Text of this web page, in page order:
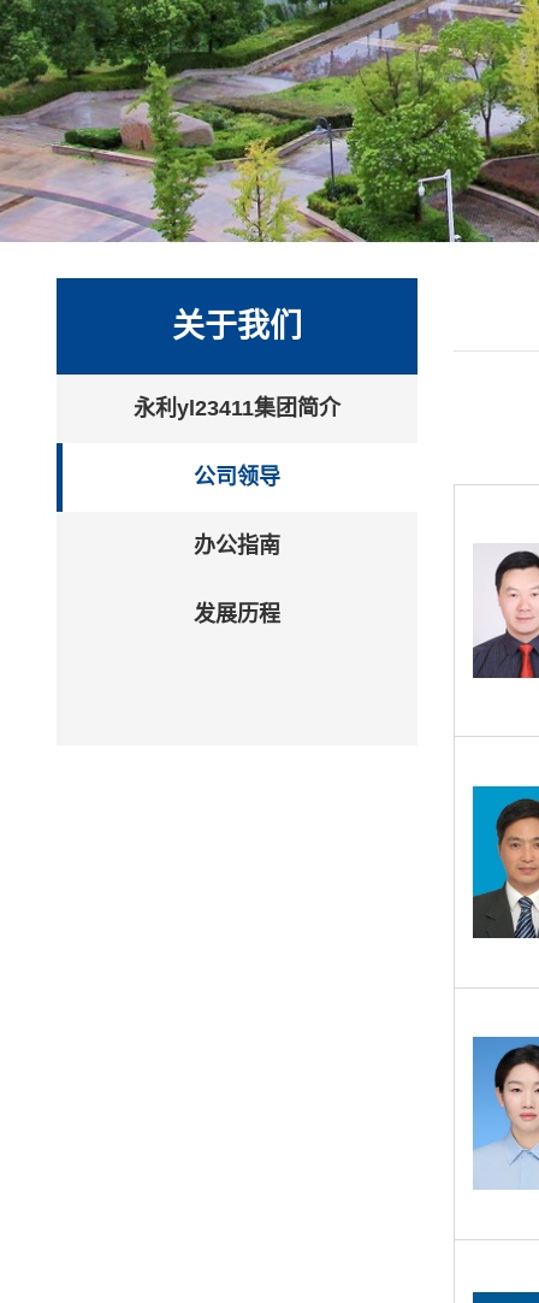
关于我们
永利yl23411集团简介
公司领导
办公指南
发展历程